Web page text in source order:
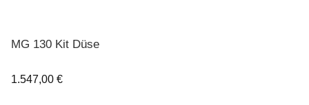
MG 130 Kit Düse
1.547,00 €